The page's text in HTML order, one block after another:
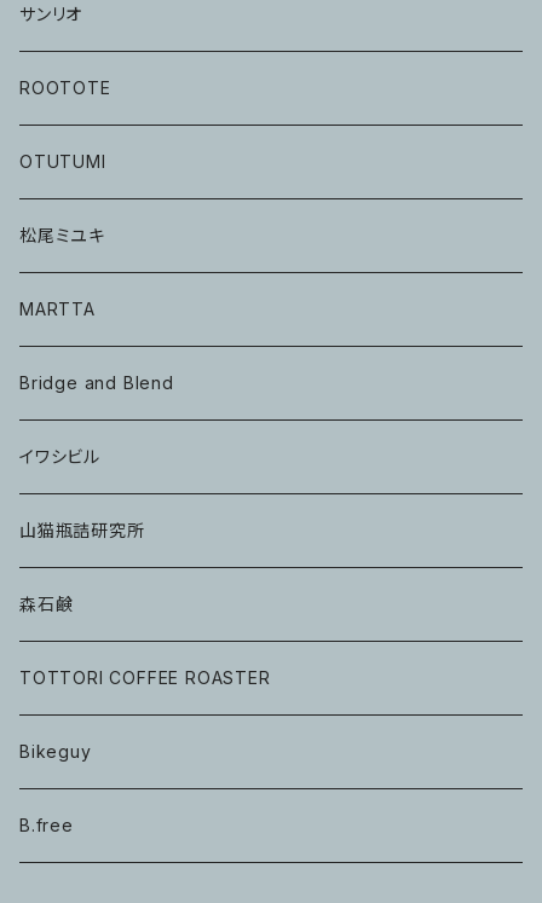
サンリオ
ROOTOTE
OTUTUMI
松尾ミユキ
MARTTA
Bridge and Blend
イワシビル
山猫瓶詰研究所
森石鹸
TOTTORI COFFEE ROASTER
Bikeguy
B.free